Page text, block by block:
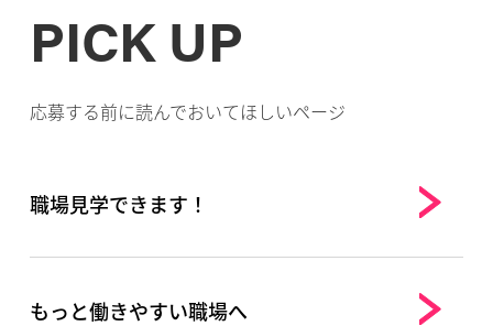
PICK UP
応募する前に読んでおいてほしいページ
職場見学できます！
もっと働きやすい職場へ